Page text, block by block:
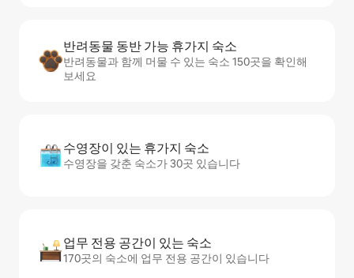
반려동물 동반 가능 휴가지 숙소
반려동물과 함께 머물 수 있는 숙소 150곳을 확인해
보세요
수영장이 있는 휴가지 숙소
수영장을 갖춘 숙소가 30곳 있습니다
업무 전용 공간이 있는 숙소
170곳의 숙소에 업무 전용 공간이 있습니다